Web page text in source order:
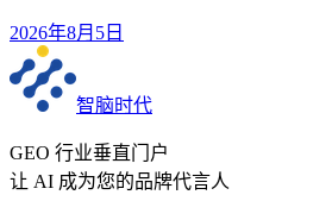
2026年8月5日
智脑时代
GEO 行业垂直门户
让 AI 成为您的品牌代言人